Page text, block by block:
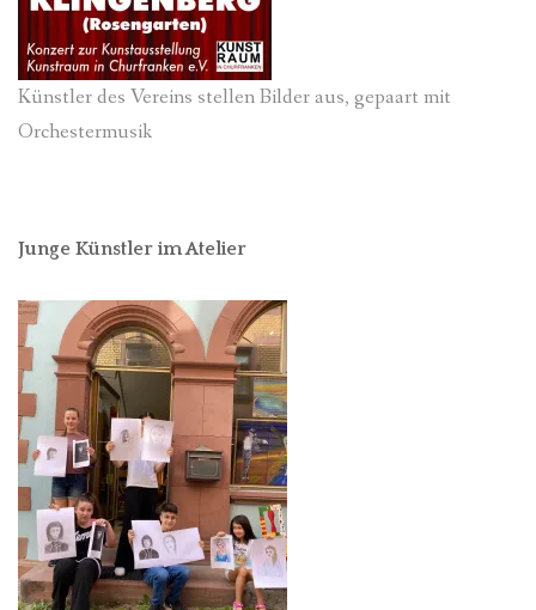
Künstler des Vereins stellen Bilder aus, gepaart mit
Orchestermusik
Junge Künstler im Atelier